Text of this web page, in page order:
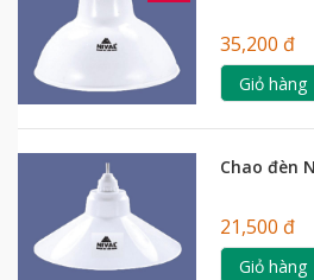
35,200 đ
Giỏ hàng
Chao đèn
21,500 đ
Giỏ hàng